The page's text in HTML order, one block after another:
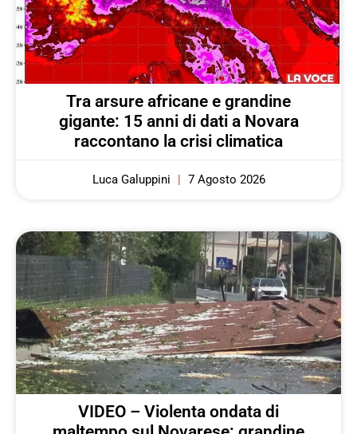
Tra arsure africane e grandine
gigante: 15 anni di dati a Novara
raccontano la crisi climatica
Luca Galuppini 7 Agosto 2026
VIDEO – Violenta ondata di